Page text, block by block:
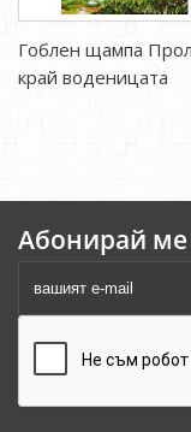
Гоблен щампа
край воденицата
Абонирай ме